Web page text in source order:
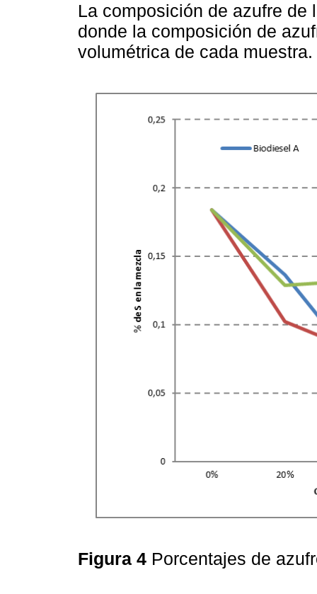
La composición de azufre
donde la composición de
volumétrica de cada muestra.
Figura 4 Porcentajes de